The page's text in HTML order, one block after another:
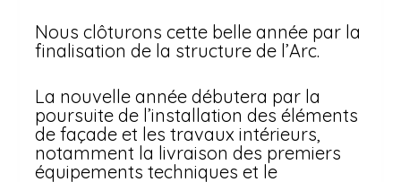
Nous clôturons cette belle année par la
finalisation de la structure de l’Arc.
La nouvelle année débutera par la
poursuite de l’installation des éléments
de façade et les travaux intérieurs,
notamment la livraison des premiers
équipements techniques et le